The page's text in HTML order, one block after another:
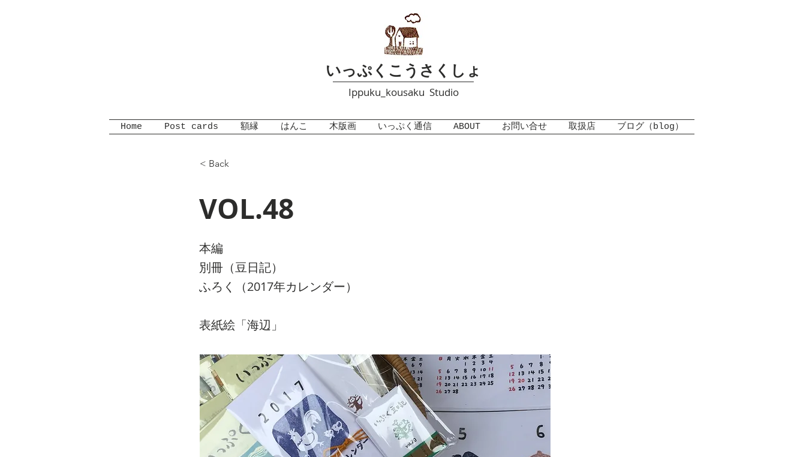
いっぷくこうさくしょ
Ippuku_kousaku Studio
Home Post cards 額縁 はんこ 木版画 いっぷく通信 ABOUT お問い合せ 取扱店 ブログ（blog）
< Back
VOL.48
本編
別冊（豆日記）
ふろく（2017年カレンダー）
表紙絵「海辺」